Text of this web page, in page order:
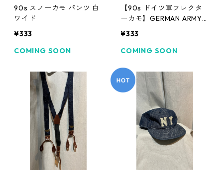
90s スノーカモ パンツ 白
ワイド
¥333
COMING SOON
【90s ドイツ軍フレクタ
ーカモ】GERMAN ARMY
¥333
COMING SOON